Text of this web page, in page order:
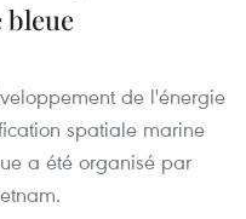
de l'énergie
spatiale marine
a été organisé par